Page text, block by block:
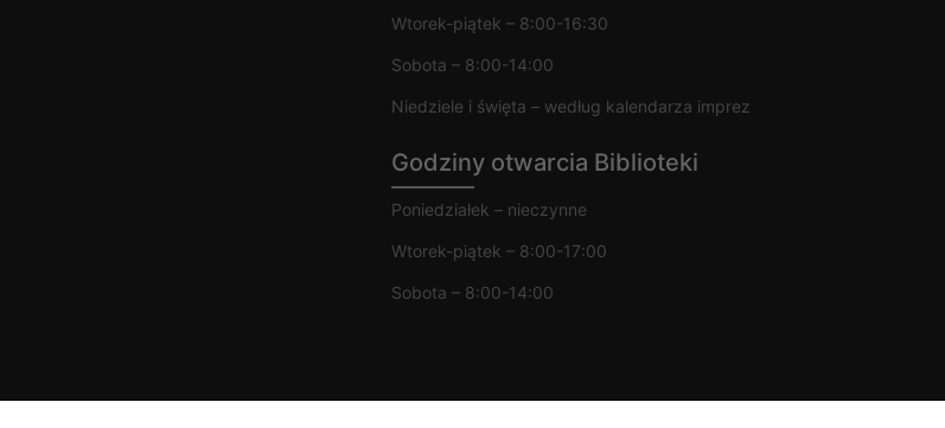
Wtorek-piątek – 8:00-16:30
Sobota – 8:00-14:00
Niedziele i święta – według kalendarza imprez
Godziny otwarcia Biblioteki
Poniedziałek – nieczynne
Wtorek-piątek – 8:00-17:00
Sobota – 8:00-14:00